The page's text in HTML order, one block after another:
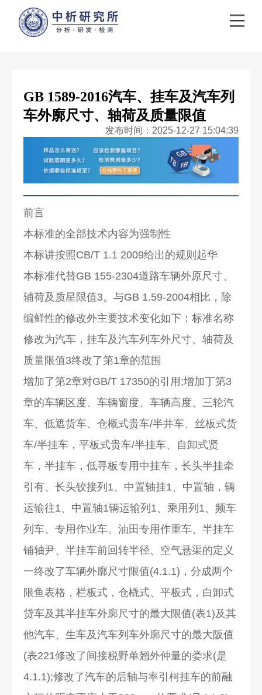
GB 1589-2016汽车、挂车及汽车列
车外廓尺寸、轴荷及质量限值
发布时间：2025-12-27 15:04:39
前言
本标准的全部技术内容为强制性
本标讲按照CB/T 1.1 2009给出的规则起华
本标准代替GB 155-2304道路车辆外原尺寸、
辅荷及质星限值3。与GB 1.59-2004相比，除
编鲜性的修改外主要技术变化如下：标准名称
修改为汽车，挂车及汽车列车外尺寸、轴荷及
质量限值3终改了第1章的范围
增加了第2章对GB/T 17350的引用;增加丁第3
章的车辆区度、车辆窗度、车辆高度、三轮汽
车、低遮货车、仓概式贵车/半井车、丝板式货
车/半挂车，平板式贵车/半挂车、自卸式贤
车，半挂车，低寻板专用中挂车，长头半挂牵
引有、长头铰接列1、中置轴挂1、中置轴，辆
运输往1、中置轴1辆运输列1、乘用列1、频车
列车、专用作业车、油田专用作重车、半挂车
铺轴尹、半挂车前回转半径、空气悬渠的定义
一终改了车辆外廓尺寸限值(4.1.1)，分成两个
限鱼表格，栏板式，仓橇式、平板式，白卸式
贷车及其半挂车外廓尺寸的最大限值(表1)及其
他汽车、生车及汽车列车外廓尺寸的最大阪值
(表221修改了间接税野单翘外仲量的娄求(是
4.1.1);修改了汽车的后轴与率引柯挂车的前融